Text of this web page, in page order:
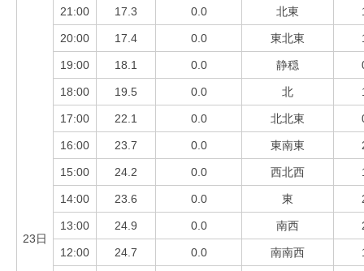
23日
21:00 17.3 0.0 北東
20:00 17.4 0.0 東北東
19:00 18.1 0.0 静穏
18:00 19.5 0.0 北
17:00 22.1 0.0 北北東
16:00 23.7 0.0 東南東
15:00 24.2 0.0 西北西
14:00 23.6 0.0 東
13:00 24.9 0.0 南西
12:00 24.7 0.0 南南西